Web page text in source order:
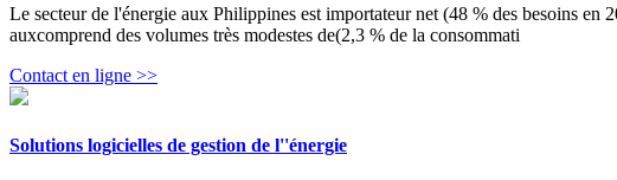
Le secteur de l'énergie aux Philippines est importateur net (48 % des besoins
auxcomprend des volumes très modestes de(2,3 % de la consommati
Contact en ligne >>
Solutions logicielles de gestion de l''énergie